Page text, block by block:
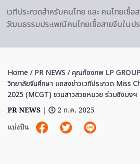
เวทีประกวดสำหรับคนไทย และ คนไทยเชื้อ
วัฒนธรรมประเพณีคนไทยเชื้อสายจีนในป
Home / PR NEWS / คุณก้องภพ LP
วิทยาลัยจีนศึกษา แถลงข่าวเวทีประกวด Miss
2025 (MCGT) ชวนสาวสวยหมวย ร่วมชิงมงฯ
PR NEWS |
2 ก.ค. 2025
แบ่งปัน